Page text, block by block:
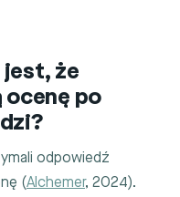
że
ocenę po
odpowiedź
(Alchemer, 2024).